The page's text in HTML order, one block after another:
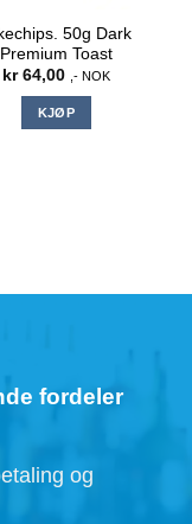
50g Dark
Premium Toast
kr64,00 ,- NOK
KJØP
fordeler
og